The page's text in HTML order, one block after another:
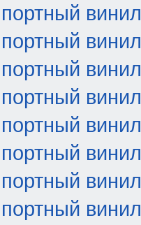
винил
винил
винил
винил
винил
винил
винил
винил